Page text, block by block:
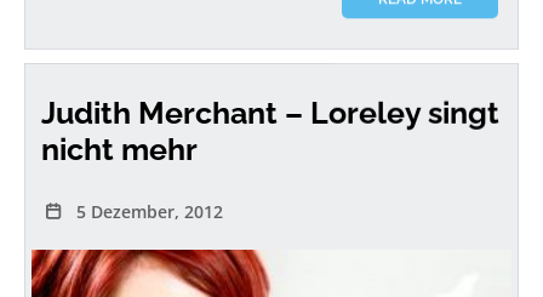
Judith Merchant – Loreley singt
nicht mehr
5 Dezember, 2012